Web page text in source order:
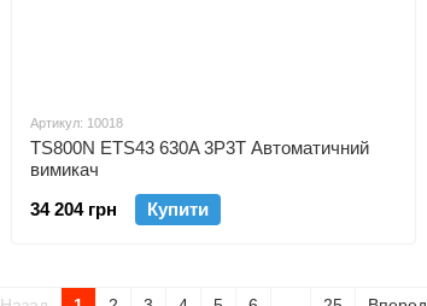
Артикул: 10018
TS800N ETS43 630A 3P3T Автоматичний
вимикач
34 204 грн
Купити